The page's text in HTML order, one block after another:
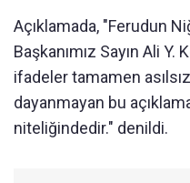
Açıklamada, "Ferudun
Başkanımız Sayın Ali Y.
ifadeler tamamen
dayanmayan bu
niteliğindedir." denildi.